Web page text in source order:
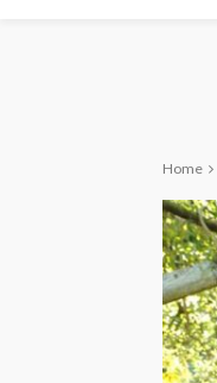
Home